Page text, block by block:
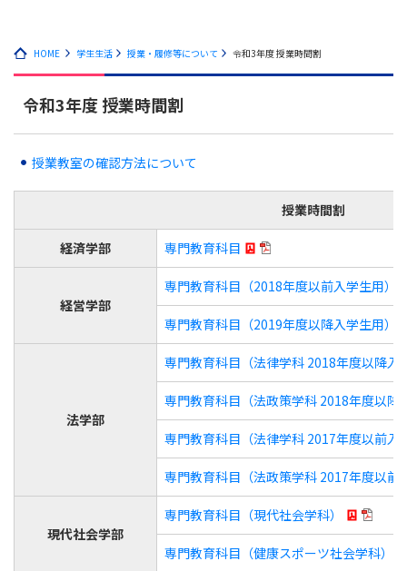
HOME 学生生活 授業・履修等について 令和3年度 授業時間割
令和3年度 授業時間割
授業教室の確認方法について
授業時間割
経済学部 専門教育科目
経営学部
専門教育科目（2018年度以前入学生用）
専門教育科目（2019年度以降入学生用）
法学部
専門教育科目（法律学科 2018年度以降入
専門教育科目（法政策学科 2018年度以降
専門教育科目（法律学科 2017年度以前入
専門教育科目（法政策学科 2017年度以前
現代社会学部
専門教育科目（現代社会学科）
専門教育科目（健康スポーツ社会学科）